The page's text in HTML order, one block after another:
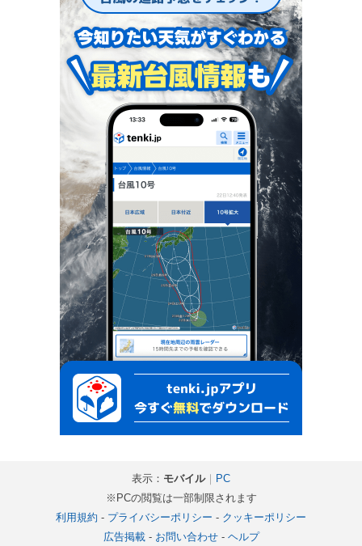
表示： モバイル｜ PC
※PCの閲覧は一部制限されます
利用規約 - プライバシーポリシー - クッキーポリシー
広告掲載- お問い合わせ- ヘルプ